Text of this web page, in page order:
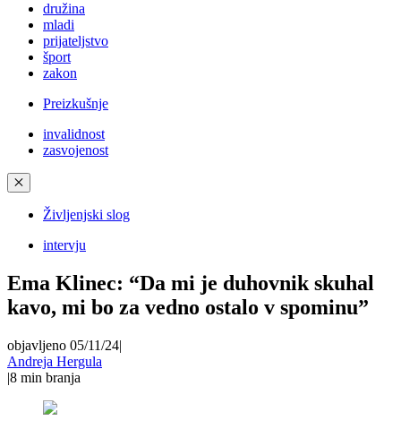
družina
mladi
prijateljstvo
šport
zakon
Preizkušnje
invalidnost
zasvojenost
✕
Življenjski slog
intervju
Ema Klinec: “Da mi je duhovnik skuhal
kavo, mi bo za vedno ostalo v spominu”
objavljeno 05/11/24|
Andreja Hergula
|8 min branja